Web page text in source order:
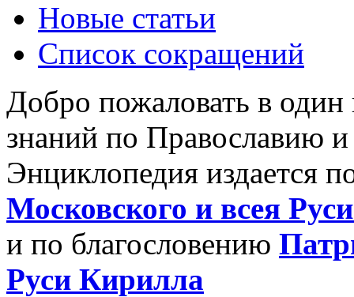
Новые статьи
Список сокращений
Добро пожаловать в
знаний по Православию
Энциклопедия издается
Московского и всея
и по благословению
Руси Кирилла